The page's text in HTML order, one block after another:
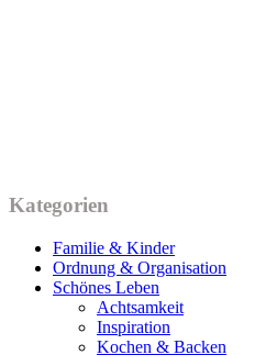
Kategorien
Familie & Kinder
Ordnung & Organisation
Schönes Leben
Achtsamkeit
Inspiration
Kochen & Backen